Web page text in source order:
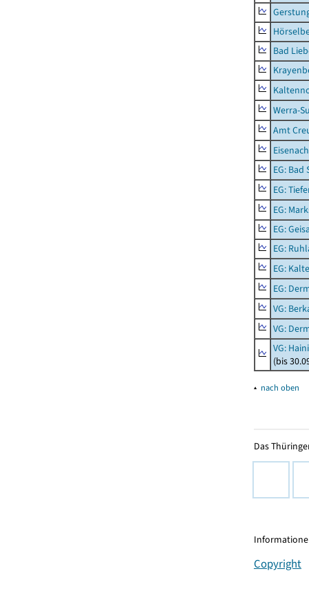
Bad
Werra-
Amt
EG:
EG:
EG:
EG:
EG:
EG:
EG:
VG:
VG:
VG:
(bis
▴ nach oben
Das
Copyright